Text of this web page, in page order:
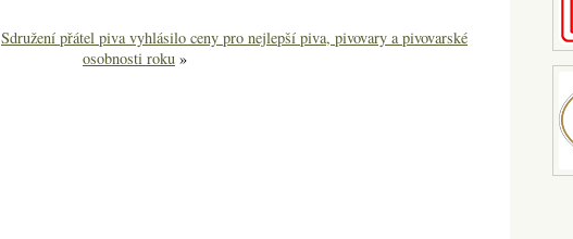
Sdružení přátel piva vyhlásilo ceny pro nejlepší piva, pivovary a pivovarské
osobnosti roku »